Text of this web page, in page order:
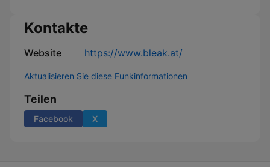
Kontakte
Website https://www.bleak.at/
Aktualisieren Sie diese Funkinformationen
Teilen
Facebook X